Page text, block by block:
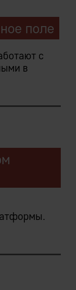
поле
с
в
и
.NULL.
что